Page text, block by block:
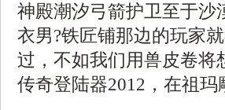
神殿潮汐弓箭护卫至于沙
衣男?铁匠铺那边的玩家
过，不如我们用兽皮卷将
传奇登陆器2012，在祖